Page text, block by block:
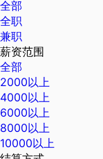
全部
全职
兼职
薪资范围
全部
2000以上
4000以上
6000以上
8000以上
10000以上